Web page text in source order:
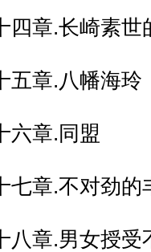
四章.长崎素世
五章.八幡海玲
六章.同盟
七章.不对劲的
八章.男女授受